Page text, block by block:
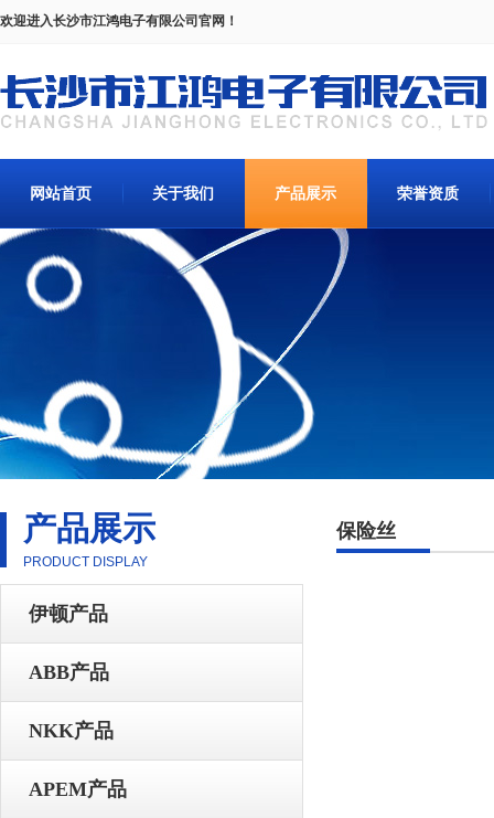
欢迎进入长沙市江鸿电子有限公司官网！
网站首页 关于我们 产品展示 荣誉资质
产品展示
PRODUCT DISPLAY
伊顿产品
ABB产品
NKK产品
APEM产品
保险丝